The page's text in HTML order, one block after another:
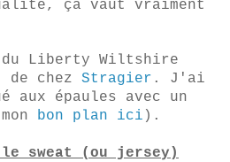
ça vaut vraiment
Liberty Wiltshire
de chez Stragier . J'ai
aux épaules avec un
bon plan ici ).
sweat (ou jersey)